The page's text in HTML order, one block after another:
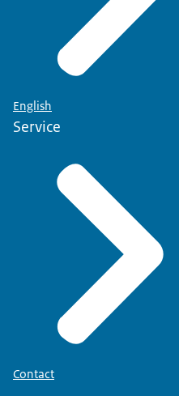
English
Service
Contact